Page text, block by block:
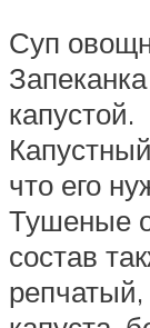
Суп
капустой.
что его
Тушеные
состав